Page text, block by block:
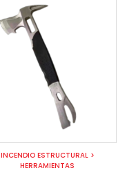
INCENDIO ESTRUCTURAL>
HERRAMIENTAS